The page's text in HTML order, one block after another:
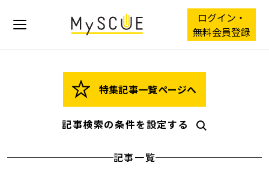
ログイン・
無料会員登録
特集記事一覧ページへ
記事検索の条件を設定する
記事一覧